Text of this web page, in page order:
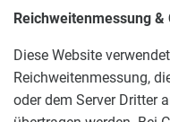
Reichweitenmessung &
Diese Website
Reichweitenmessung,
oder dem Server Dritter